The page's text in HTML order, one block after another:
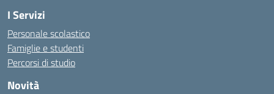
I Servizi
Personale scolastico
Famiglie e studenti
Percorsi di studio
Novità